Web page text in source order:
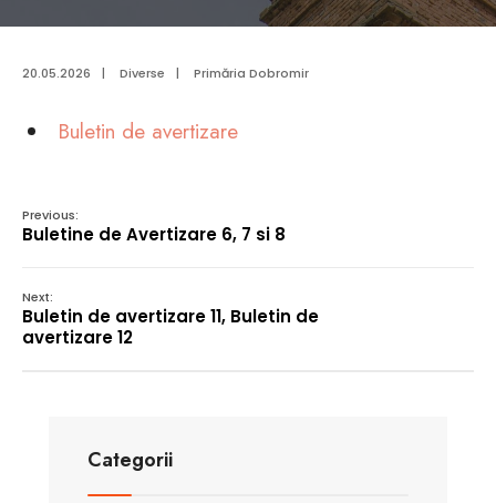
20.05.2026 | Diverse | Primăria Dobromir
Buletin de avertizare
Previous:
Buletine de Avertizare 6, 7 si 8
Next:
Buletin de avertizare 11, Buletin de
avertizare 12
Categorii